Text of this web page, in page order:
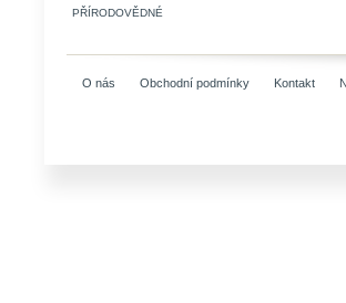
PŘÍRODOVĚDNÉ
O nás Obchodní podmínky Kontakt